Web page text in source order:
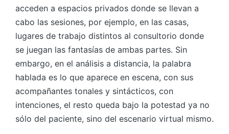
acceden a espacios privados donde se llevan a
cabo las sesiones, por ejemplo, en las casas,
lugares de trabajo distintos al consultorio donde
se juegan las fantasías de ambas partes. Sin
embargo, en el análisis a distancia, la palabra
hablada es lo que aparece en escena, con sus
acompañantes tonales y sintácticos, con
intenciones, el resto queda bajo la potestad ya no
sólo del paciente, sino del escenario virtual mismo.